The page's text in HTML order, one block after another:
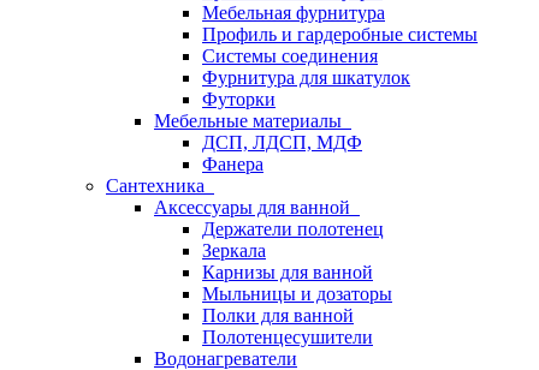
Мебельная фурнитура
Профиль и гардеробные системы
Системы соединения
Фурнитура для шкатулок
Футорки
Мебельные материалы
ДСП, ЛДСП, МДФ
Фанера
Сантехника
Аксессуары для ванной
Держатели полотенец
Зеркала
Карнизы для ванной
Мыльницы и дозаторы
Полки для ванной
Полотенцесушители
Водонагреватели